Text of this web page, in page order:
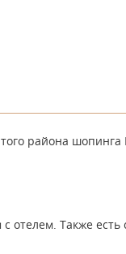
района шопинга
отелем. Также есть